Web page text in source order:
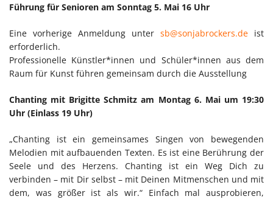
Führung für Senioren am Sonntag 5. Mai 16 Uhr
Eine vorherige Anmeldung unter sb@sonjabrockers.de ist
erforderlich.
Professionelle Künstler*innen und Schüler*innen aus dem
Raum für Kunst führen gemeinsam durch die Ausstellung
Chanting mit Brigitte Schmitz am Montag 6. Mai um 19:30
Uhr (Einlass 19 Uhr)
„Chanting ist ein gemeinsames Singen von bewegenden
Melodien mit aufbauenden Texten. Es ist eine Berührung der
Seele und des Herzens. Chanting ist ein Weg Dich zu
verbinden – mit Dir selbst – mit Deinen Mitmenschen und mit
dem, was größer ist als wir.“ Einfach mal ausprobieren,